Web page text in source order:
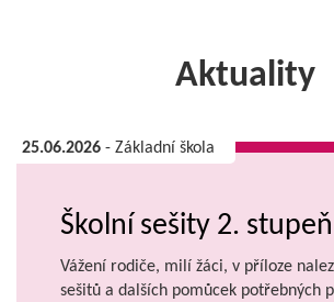
Aktuality
25.06.2026 - Základní škola
Školní sešity 2. stupeň
Vážení rodiče, milí žáci, v příloze
sešitů a dalších pomůcek potřebných